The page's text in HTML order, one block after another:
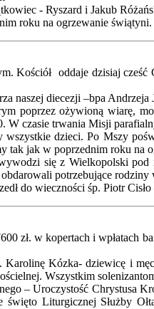
- Ryszard i Jakub
roku na ogrzewanie świątyni.
Kościół oddaje dzisiaj
naszej diecezji –bpa
poprzez ożywioną wiarę,
W czasie trwania Misji
wszystkie dzieci. Po Mszy
tak jak w poprzednim roku na
się z Wielkopolski
potrzebujące
do wieczności śp. Piotr
zł. w kopertach i
Karolinę Kózka- dziewicę i
Wszystkim
– Uroczystość Chrystusa
święto Liturgicznej Służby